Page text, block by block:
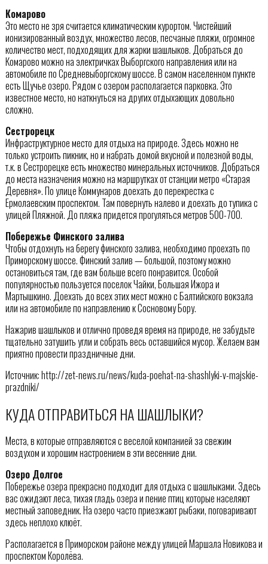
Комарово
Это место не зря считается климатическим курортом. Чистейший
ионизированный воздух, множество лесов, песчаные пляжи, огромное
количество мест, подходящих для жарки шашлыков. Добраться до
Комарово можно на электричках Выборгского направления или на
автомобиле по Средневыборгскому шоссе. В самом населенном пункте
есть Щучье озеро. Рядом с озером располагается парковка. Это
известное место, но наткнуться на других отдыхающих довольно
сложно.
Сестрорецк
Инфраструктурное место для отдыха на природе. Здесь можно не
только устроить пикник, но и набрать домой вкусной и полезной воды,
т.к. в Сестрорецке есть множество минеральных источников. Добраться
до места назначения можно на маршрутках от станции метро «Старая
Деревня». По улице Коммунаров доехать до перекрестка с
Ермолаевским проспектом. Там повернуть налево и доехать до тупика с
улицей Пляжной. До пляжа придется прогуляться метров 500-700.
Побережье Финского залива
Чтобы отдохнуть на берегу финского залива, необходимо проехать по
Приморскому шоссе. Финский залив — большой, поэтому можно
остановиться там, где вам больше всего понравится. Особой
популярностью пользуется поселок Чайки, Большая Ижора и
Мартышкино. Доехать до всех этих мест можно с Балтийского вокзала
или на автомобиле по направлению к Сосновому Бору.
Нажарив шашлыков и отлично проведя время на природе, не забудьте
тщательно затушить угли и собрать весь оставшийся мусор. Желаем вам
приятно провести праздничные дни.
Источник: http://zet-news.ru/news/kuda-poehat-na-shashlyki-v-majskie-
prazdniki/
КУДА ОТПРАВИТЬСЯ НА ШАШЛЫКИ?
Места, в которые отправляются с веселой компанией за свежим
воздухом и хорошим настроением в эти весенние дни.
Озеро Долгое
Побережье озера прекрасно подходит для отдыха с шашлыками. Здесь
вас ожидают леса, тихая гладь озера и пение птиц которые населяют
местный заповедник. На озеро часто приезжают рыбаки, поговаривают
здесь неплохо клюёт.
Располагается в Приморском районе между улицей Маршала Новикова и
проспектом Королёва.